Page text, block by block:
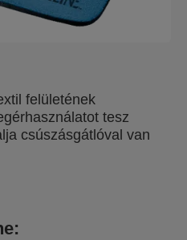
felületének
tesz
csúszásgátlóval van